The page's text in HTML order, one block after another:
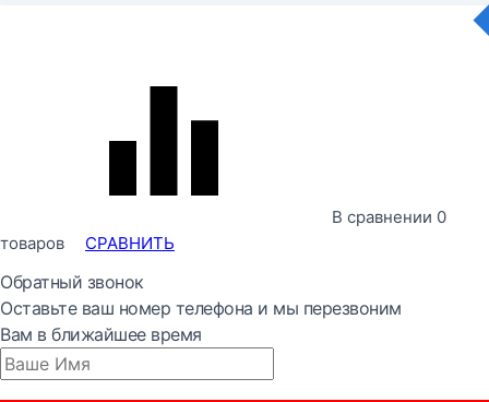
В сравнении 0
товаров
СРАВНИТЬ
Обратный звонок
Оставьте ваш номер телефона и мы перезвоним
Вам в ближайшее время